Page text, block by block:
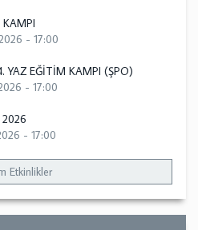
- 17:00
YAZ EĞİTİM KAMPI (ŞPO)
- 17:00
2026
- 17:00
Etkinlikler